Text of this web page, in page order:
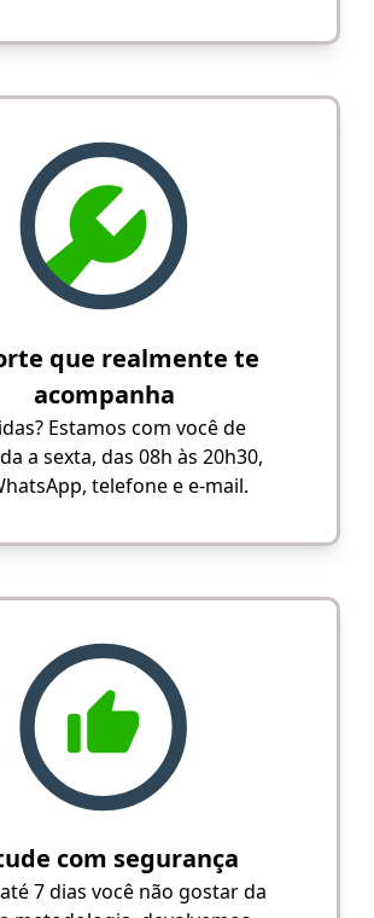
que realmente te
acompanha
Estamos com você de
a sexta, das 08h às 20h30,
telefone e e-mail.
com segurança
7 dias você não gostar da